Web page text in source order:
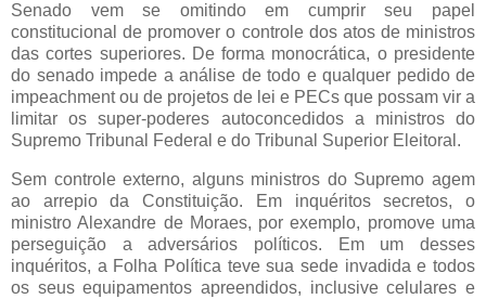
Senado vem se omitindo em cumprir seu papel
constitucional de promover o controle dos atos de ministros
das cortes superiores. De forma monocrática, o presidente
do senado impede a análise de todo e qualquer pedido de
impeachment ou de projetos de lei e PECs que possam vir a
limitar os super-poderes autoconcedidos a ministros do
Supremo Tribunal Federal e do Tribunal Superior Eleitoral.
Sem controle externo, alguns ministros do Supremo agem
ao arrepio da Constituição. Em inquéritos secretos, o
ministro Alexandre de Moraes, por exemplo, promove uma
perseguição a adversários políticos. Em um desses
inquéritos, a Folha Política teve sua sede invadida e todos
os seus equipamentos apreendidos, inclusive celulares e